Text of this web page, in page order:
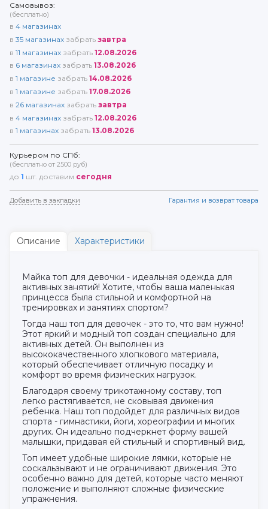
Самовывоз:
(бесплатно)
в 4 магазинах
в 35 магазинах забрать завтра
в 11 магазинах забрать 12.08.2026
в 6 магазинах забрать 13.08.2026
в 1 магазине забрать 14.08.2026
в 1 магазине забрать 17.08.2026
в 26 магазинах забрать завтра
в 4 магазинах забрать 12.08.2026
в 1 магазинах забрать 13.08.2026
Курьером по СПб:
(бесплатно от 2500 руб)
до 1 шт. доставим сегодня
Добавить в закладки Гарантия и возврат товара
Описание Характеристики
Майка топ для девочки - идеальная одежда для
активных занятий! Хотите, чтобы ваша маленькая
принцесса была стильной и комфортной на
тренировках и занятиях спортом?
Тогда наш топ для девочек - это то, что вам нужно!
Этот яркий и модный топ создан специально для
активных детей. Он выполнен из
высококачественного хлопкового материала,
который обеспечивает отличную посадку и
комфорт во время физических нагрузок.
Благодаря своему трикотажному составу, топ
легко растягивается, не сковывая движения
ребенка. Наш топ подойдет для различных видов
спорта - гимнастики, йоги, хореографии и многих
других. Он идеально подчеркнет форму вашей
малышки, придавая ей стильный и спортивный вид.
Топ имеет удобные широкие лямки, которые не
соскальзывают и не ограничивают движения. Это
особенно важно для детей, которые часто меняют
положение и выполняют сложные физические
упражнения.